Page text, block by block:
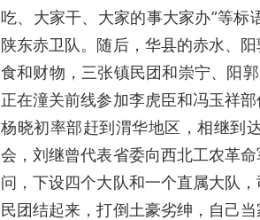
吃、大家干、大家的事大家办”等
陕东赤卫队。随后，华县的赤水、
食和财物，三张镇民团和崇宁、阳
正在潼关前线参加李虎臣和冯玉祥
杨晓初率部赶到渭华地区，相继到
会，刘继曾代表省委向西北工农革
问，下设四个大队和一个直属大队
民团结起来，打倒土豪劣绅，自己